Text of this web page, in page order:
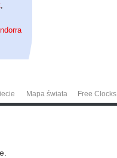
,
Mapa świata Free Clocks